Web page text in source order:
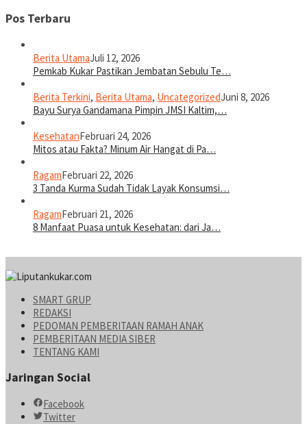
Pos Terbaru
Berita UtamaJuli 12, 2026
Pemkab Kukar Pastikan Jembatan Sebulu Te…
Berita Terkini, Berita Utama, UncategorizedJuni 8, 2026
Bayu Surya Gandamana Pimpin JMSI Kaltim,…
KesehatanFebruari 24, 2026
Mitos atau Fakta? Minum Air Hangat di Pa…
RagamFebruari 22, 2026
3 Tanda Kurma Sudah Tidak Layak Konsumsi…
RagamFebruari 21, 2026
8 Manfaat Puasa untuk Kesehatan: dari Ja…
SMART GRUP
REDAKSI
PEDOMAN PEMBERITAAN RAMAH ANAK
PEMBERITAAN MEDIA SIBER
TENTANG KAMI
Jaringan Social
Facebook
Twitter